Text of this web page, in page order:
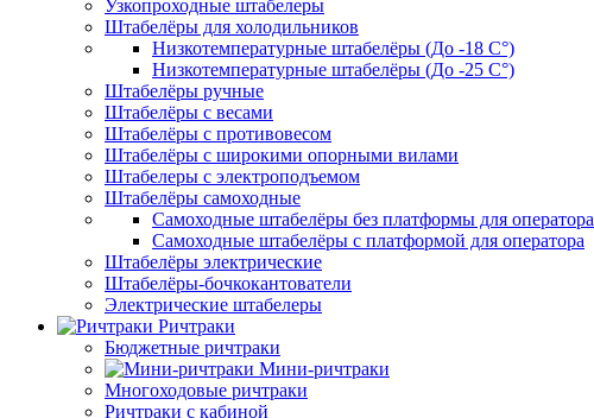
Узкопроходные штабелеры
Штабелёры для холодильников
Низкотемпературные штабелёры (До -18 C°)
Низкотемпературные штабелёры (До -25 C°)
Штабелёры ручные
Штабелёры с весами
Штабелёры с противовесом
Штабелёры с широкими опорными вилами
Штабелеры с электроподъемом
Штабелёры самоходные
Самоходные штабелёры без платформы для оператора
Самоходные штабелёры с платформой для оператора
Штабелёры электрические
Штабелёры-бочкокантователи
Электрические штабелеры
Ричтраки
Бюджетные ричтраки
Мини-ричтраки
Многоходовые ричтраки
Ричтраки с кабиной